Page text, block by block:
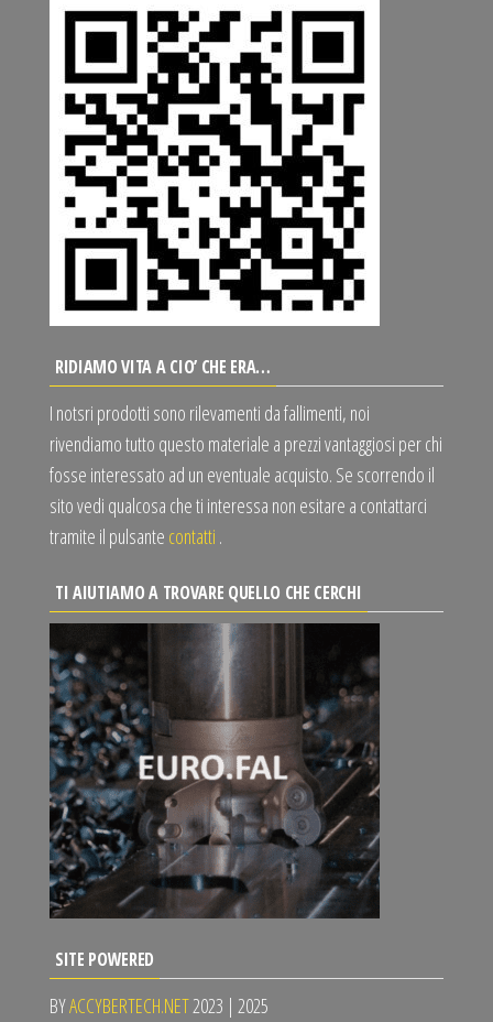
RIDIAMO VITA A CIO’ CHE ERA…
I notsri prodotti sono rilevamenti da fallimenti, noi
rivendiamo tutto questo materiale a prezzi vantaggiosi per chi
fosse interessato ad un eventuale acquisto. Se scorrendo il
sito vedi qualcosa che ti interessa non esitare a contattarci
tramite il pulsante contatti .
TI AIUTIAMO A TROVARE QUELLO CHE CERCHI
SITE POWERED
BYACCYBERTECH.NET2023 | 2025